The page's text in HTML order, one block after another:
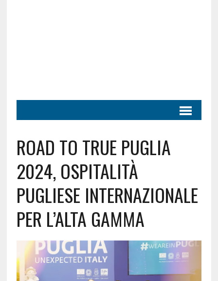
ROAD TO TRUE PUGLIA
2024, OSPITALITÀ
PUGLIESE INTERNAZIONALE
PER L’ALTA GAMMA